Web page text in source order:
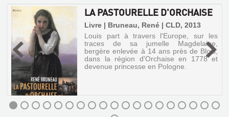
LA PASTOURELLE D'ORCHAISE
Livre | Bruneau, René | CLD, 2013
Louis part à travers l'Europe, sur les
traces de sa jumelle Magdelaine,
bergère enlevée à 14 ans près de Blois,
dans la région d'Orchaise en 1778 et
devenue princesse en Pologne.